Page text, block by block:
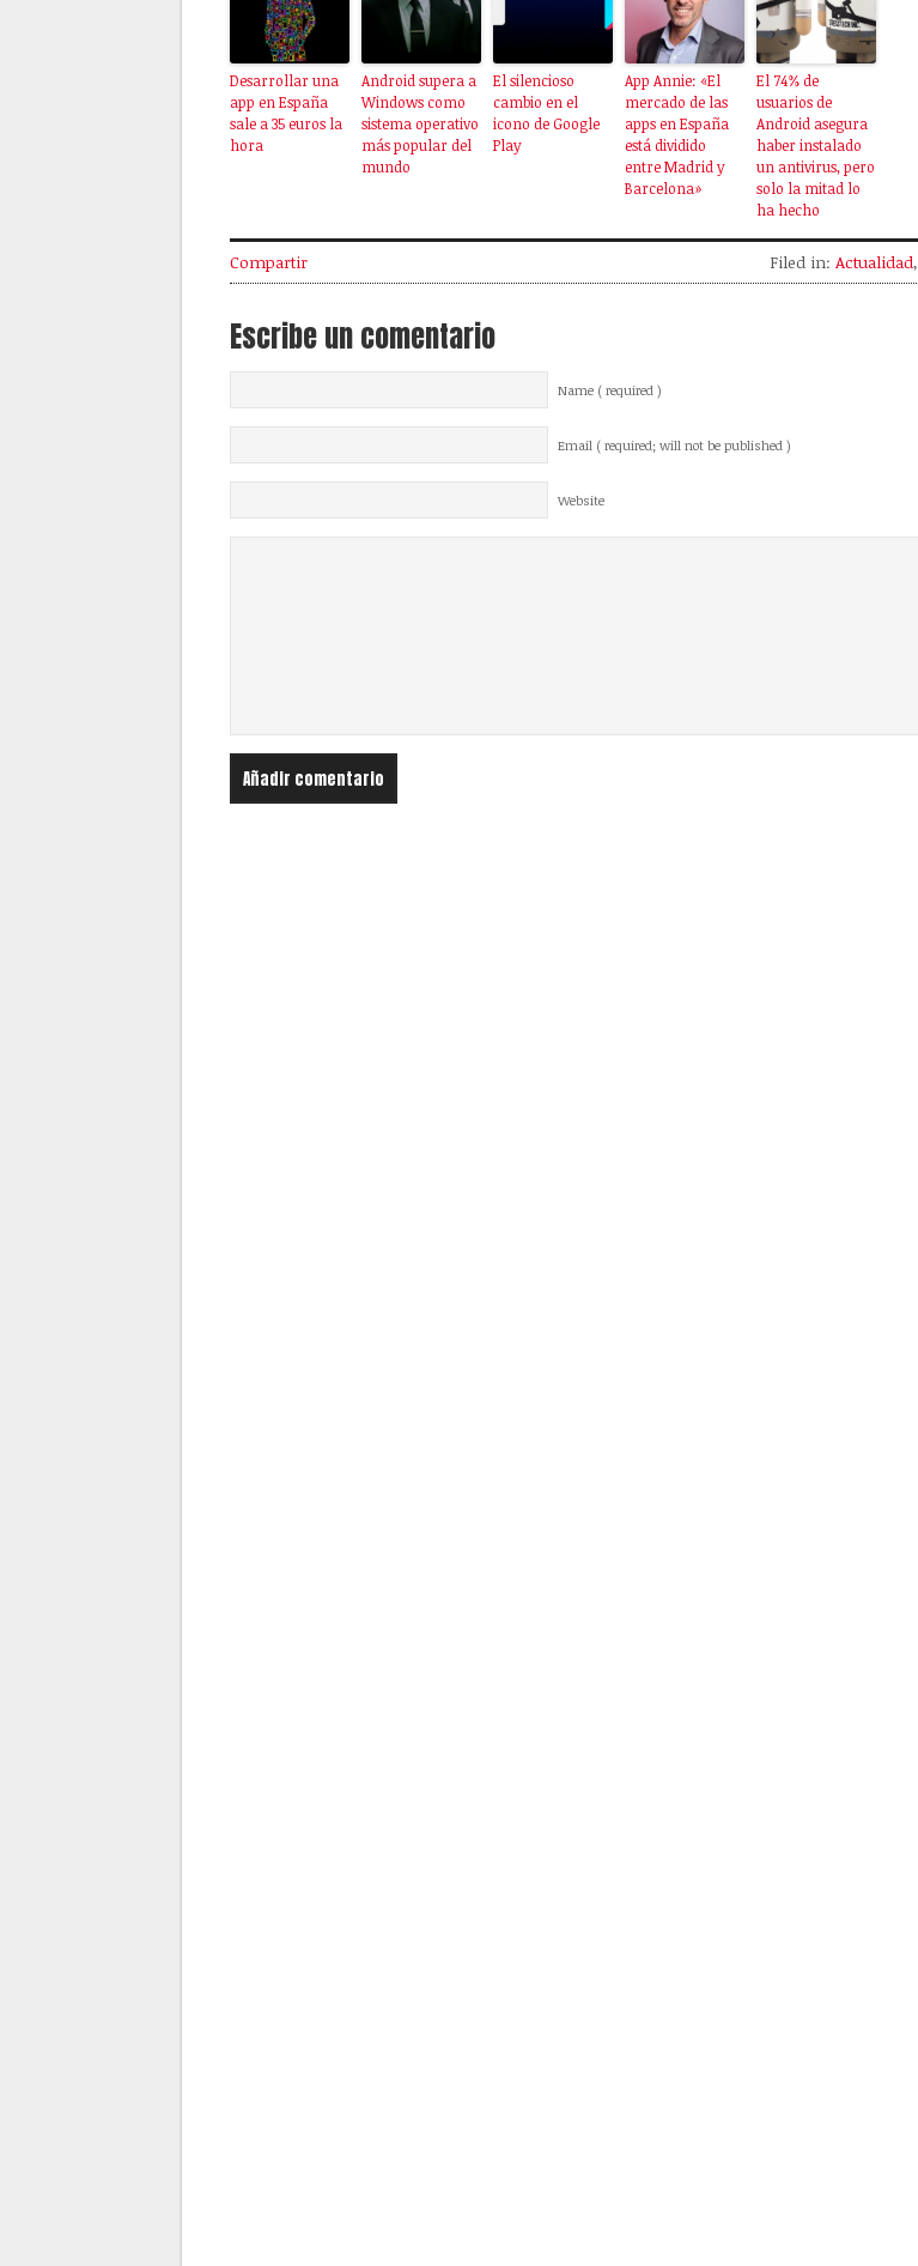
Desarrollar una
app en España
sale a 35 euros la
hora
Android supera a
Windows como
sistema operativo
más popular del
mundo
El silencioso
cambio en el
icono de Google
Play
App Annie: «El
mercado de las
apps en España
está dividido
entre Madrid y
Barcelona»
El 74% de
usuarios de
Android asegura
haber instalado
un antivirus, pero
solo la mitad lo
ha hecho
Compartir Filed in: Actualidad,
Escribe un comentario
Name ( required )
Email ( required; will not be published )
Website